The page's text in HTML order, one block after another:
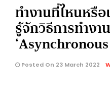
ทำงานที่ไหนหรื
รู้จักวิธีการทำง
Posted On 23 March 2022